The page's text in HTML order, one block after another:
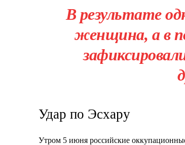
В результате
женщина, а в
Удар по Эсхару
Утром 5 июня российские